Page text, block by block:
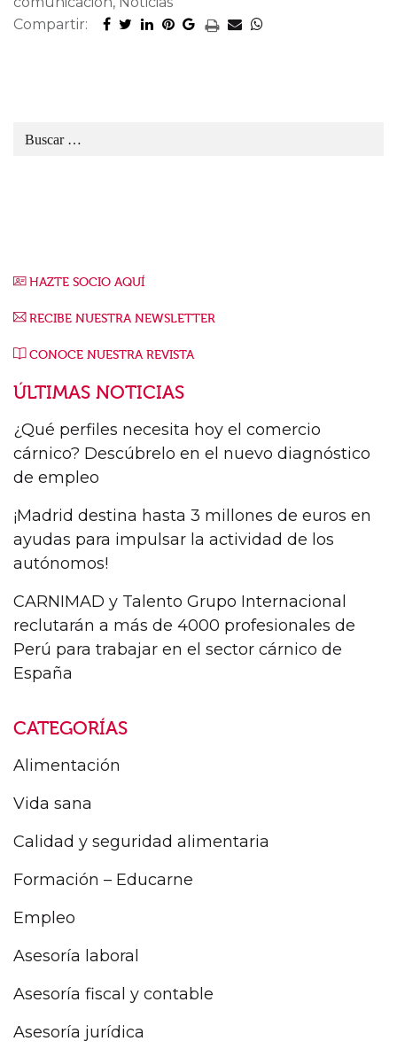
Compartir:
HAZTE SOCIO AQUÍ
RECIBE NUESTRA NEWSLETTER
CONOCE NUESTRA REVISTA
ÚLTIMAS NOTICIAS
¿Qué perfiles necesita hoy el comercio
cárnico? Descúbrelo en el nuevo diagnóstico
de empleo
¡Madrid destina hasta 3 millones de euros en
ayudas para impulsar la actividad de los
autónomos!
CARNIMAD y Talento Grupo Internacional
reclutarán a más de 4000 profesionales de
Perú para trabajar en el sector cárnico de
España
CATEGORÍAS
Alimentación
Vida sana
Calidad y seguridad alimentaria
Formación – Educarne
Empleo
Asesoría laboral
Asesoría fiscal y contable
Asesoría jurídica